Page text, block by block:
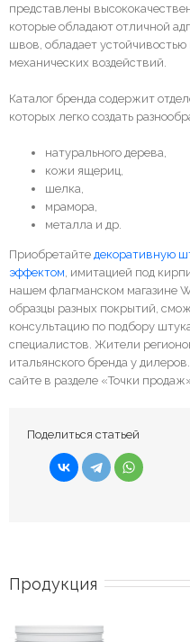
представлены
которые обладают отличной
швов, обладает
механических воздействий.
Каталог бренда содержит
которых легко создать
натурального дерева,
кожи ящериц,
шелка,
мрамора,
металла и др.
Приобретайте декоративную
эффектом , имитацией под
нашем флагманском магазине
образцы разных покрытий,
консультацию по подбору
специалистов. Жители
итальянского бренда у
сайте в разделе «Точки
Поделиться статьей
Продукция